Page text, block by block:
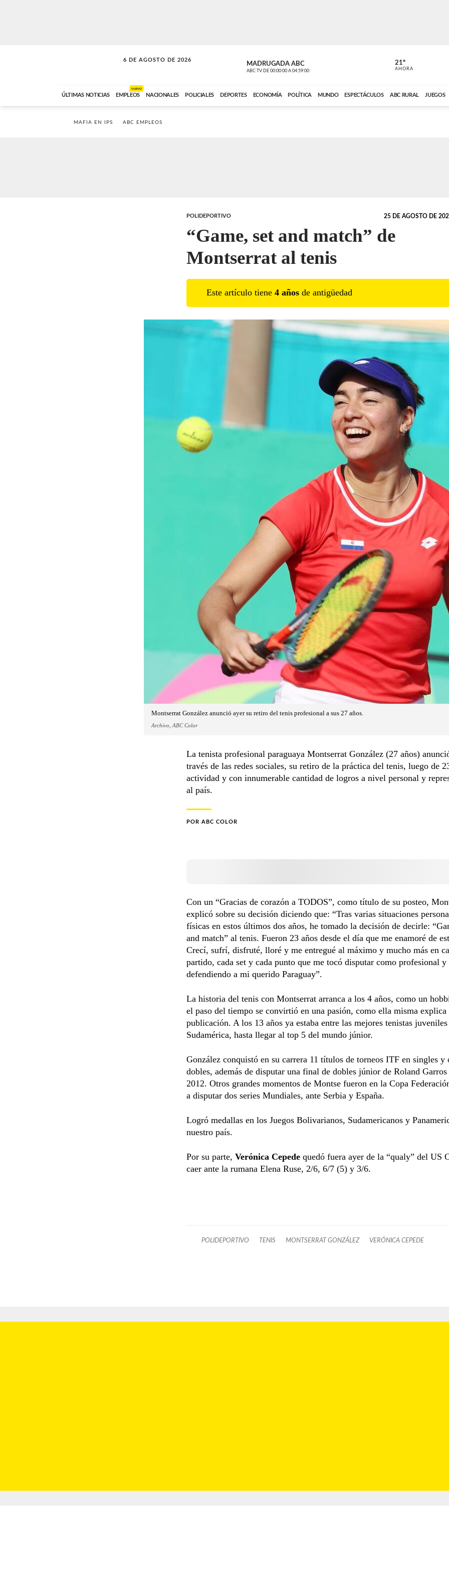
6 DE AGOSTO DE 2026
SOLO MÚSICA MADRUGADA ABC
ABC TV DE 00:00:00 A 04:59:00 ABC CARDINAL
21º
AHORA
ÚLTIMAS NOTICIAS EMPLEOS
NUEVO
NACIONALES POLICIALES DEPORTES ECONOMÍA POLÍTICA MUNDO ESPECTÁCULOS ABC RURAL JUEGOS
MAFIA EN IPS ABC EMPLEOS
POLIDEPORTIVO 25 DE AGOSTO DE
“Game, set and match” de
Montserrat al tenis
Este artículo tiene 4 años de antigüedad
Montserrat González anunció ayer su retiro del tenis profesional a sus 27 años.
Archivo, ABC Color
La tenista profesional paraguaya Montserrat González (27 años)
través de las redes sociales, su retiro de la práctica del tenis, luego de
actividad y con innumerable cantidad de logros a nivel personal y
al país.
POR ABC COLOR
Con un “Gracias de corazón a TODOS”, como título de su posteo,
explicó sobre su decisión diciendo que: “Tras varias situaciones
físicas en estos últimos dos años, he tomado la decisión de decirle:
and match” al tenis. Fueron 23 años desde el día que me enamoré de
Crecí, sufrí, disfruté, lloré y me entregué al máximo y mucho más en
partido, cada set y cada punto que me tocó disputar como profesional y
defendiendo a mi querido Paraguay”.
La historia del tenis con Montserrat arranca a los 4 años, como un
el paso del tiempo se convirtió en una pasión, como ella misma explica
publicación. A los 13 años ya estaba entre las mejores tenistas
Sudamérica, hasta llegar al top 5 del mundo júnior.
González conquistó en su carrera 11 títulos de torneos ITF en singles y
dobles, además de disputar una final de dobles júnior de Roland Garros
2012. Otros grandes momentos de Montse fueron en la Copa
a disputar dos series Mundiales, ante Serbia y España.
Logró medallas en los Juegos Bolivarianos, Sudamericanos y
nuestro país.
Por su parte, Verónica Cepede quedó fuera ayer de la “qualy” del US
caer ante la rumana Elena Ruse, 2/6, 6/7 (5) y 3/6.
POLIDEPORTIVO TENIS MONTSERRAT GONZÁLEZ VERÓNICA CEPEDE